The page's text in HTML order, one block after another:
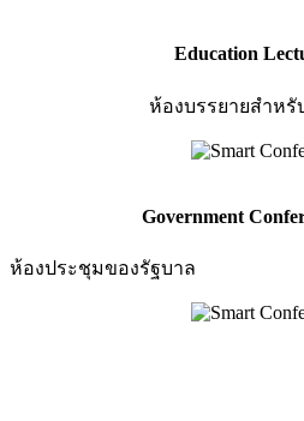
Education
ห้องบรรยายสำหรั
Government
ห้องประชุมของรัฐบาล